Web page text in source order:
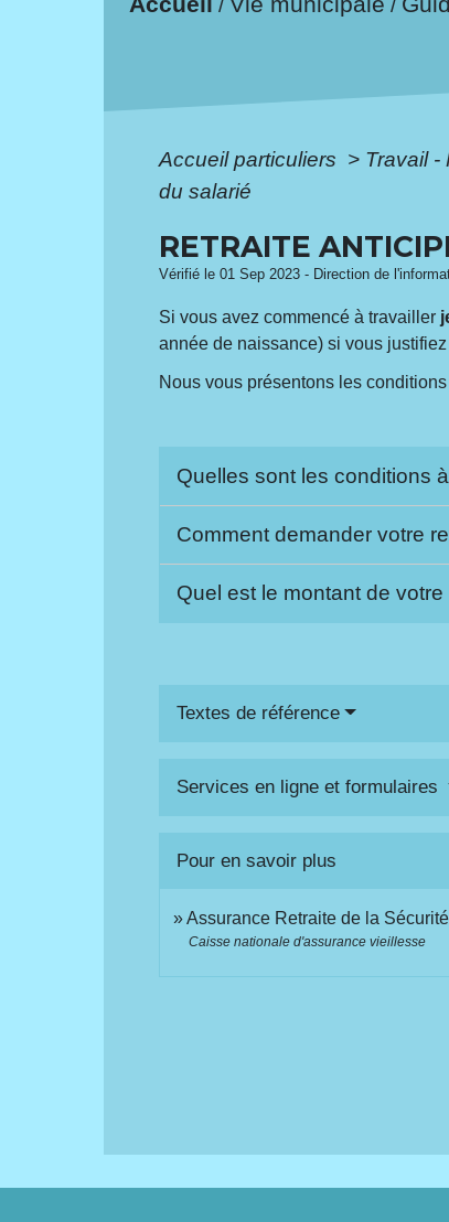
/ /
Accueil particuliers > Travail -
du salarié
RETRAITE
Vérifié le 01 Sep 2023 - Direction de
Si vous avez commencé à travailler
année de naissance) si vous
Nous vous présentons les
Quelles sont les conditions
Comment demander votre
Quel est le montant de
Textes de référence
Services en ligne et formulaires
Pour en savoir plus
Assurance Retraite de la
Caisse nationale d'assurance vieillesse